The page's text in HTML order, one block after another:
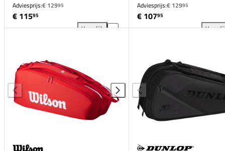
Adviesprijs:€ 12995
€ 11595
Vergelijk
Adviesprijs:€ 12995
€ 10795